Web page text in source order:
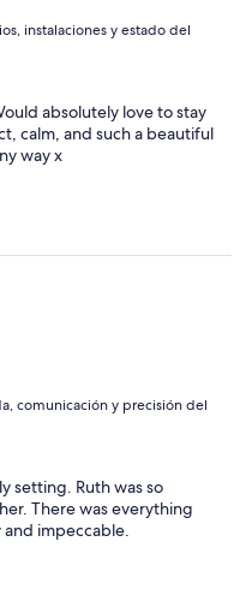
instalaciones y estado del
absolutely love to stay
calm, and such a beautiful
way x
comunicación y precisión del
setting. Ruth was so
There was everything
impeccable.